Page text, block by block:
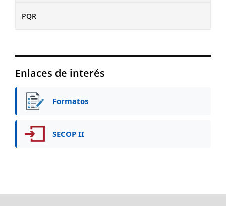
PQR
Enlaces de interés
Formatos
SECOP II